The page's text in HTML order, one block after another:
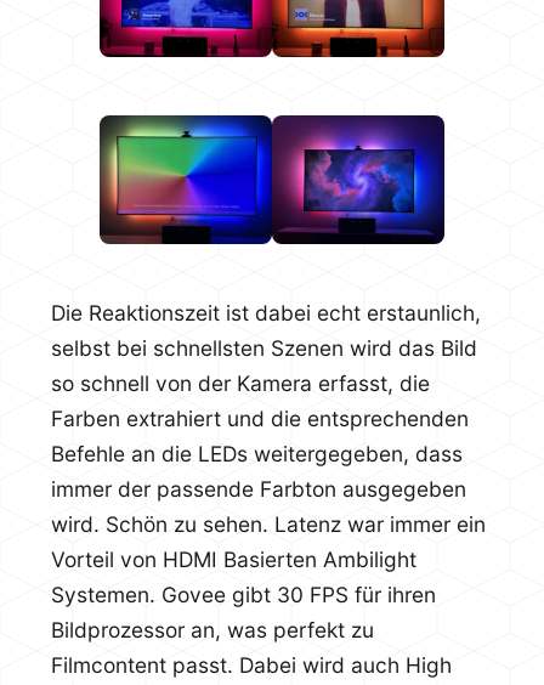
Die Reaktionszeit ist dabei echt erstaunlich,
selbst bei schnellsten Szenen wird das Bild
so schnell von der Kamera erfasst, die
Farben extrahiert und die entsprechenden
Befehle an die LEDs weitergegeben, dass
immer der passende Farbton ausgegeben
wird. Schön zu sehen. Latenz war immer ein
Vorteil von HDMI Basierten Ambilight
Systemen. Govee gibt 30 FPS für ihren
Bildprozessor an, was perfekt zu
Filmcontent passt. Dabei wird auch High